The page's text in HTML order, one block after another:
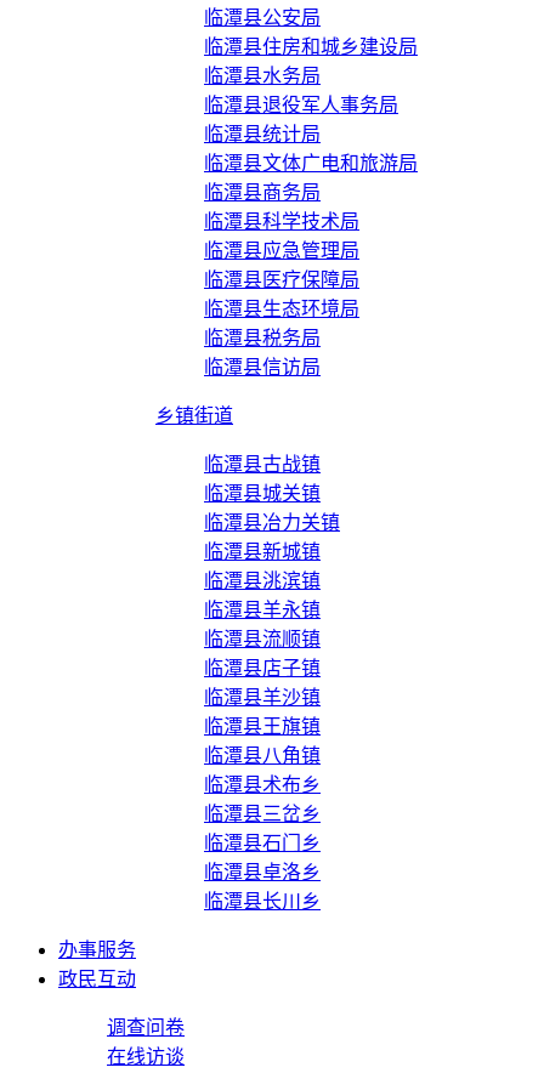
临潭县公安局
临潭县住房和城乡建设局
临潭县水务局
临潭县退役军人事务局
临潭县统计局
临潭县文体广电和旅游局
临潭县商务局
临潭县科学技术局
临潭县应急管理局
临潭县医疗保障局
临潭县生态环境局
临潭县税务局
临潭县信访局
乡镇街道
临潭县古战镇
临潭县城关镇
临潭县冶力关镇
临潭县新城镇
临潭县洮滨镇
临潭县羊永镇
临潭县流顺镇
临潭县店子镇
临潭县羊沙镇
临潭县王旗镇
临潭县八角镇
临潭县术布乡
临潭县三岔乡
临潭县石门乡
临潭县卓洛乡
临潭县长川乡
办事服务
政民互动
调查问卷
在线访谈